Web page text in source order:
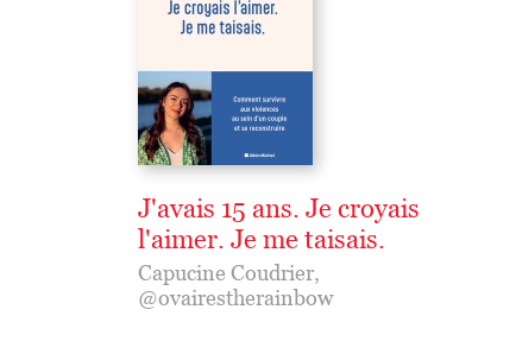
J'avais 15 ans. Je croyais
l'aimer. Je me taisais.
Capucine Coudrier,
@ovairestherainbow